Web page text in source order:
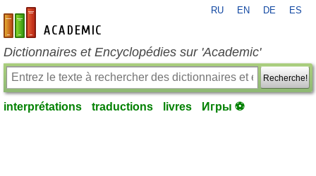
fr-academic.com
RU EN DE ES
Dictionnaires et Encyclopédies sur 'Academic'
Recherche!
interprétations traductions livres Игры ⚽